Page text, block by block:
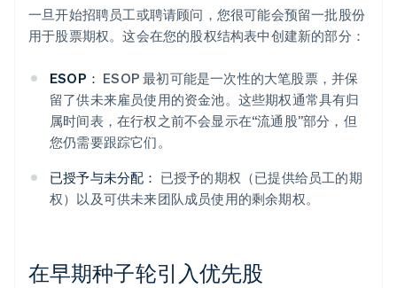
一旦开始招聘员工或聘请顾问，您很可能会预留一批股份
用于股票期权。这会在您的股权结构表中创建新的部分：
ESOP： ESOP 最初可能是一次性的大笔股票，并保
留了供未来雇员使用的资金池。这些期权通常具有归
属时间表，在行权之前不会显示在“流通股”部分，但
您仍需要跟踪它们。
已授予与未分配： 已授予的期权（已提供给员工的期
权）以及可供未来团队成员使用的剩余期权。
在早期种子轮引入优先股